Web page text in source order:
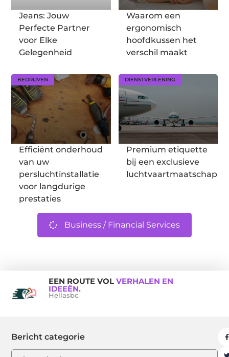
Jeans: Jouw
Perfecte Partner
voor Elke
Gelegenheid
Waarom een
ergonomisch
hoofdkussen het
verschil maakt
BEDRIJVEN
Efficiënt onderhoud
van uw
persluchtinstallatie
voor langdurige
prestaties
DIENSTVERLENING
Premium etiquette
bij een exclusieve
luchtvaartmaatschappij
Business / Financial Services
EEN ROUTE VOL VERHALEN EN
IDEEËN.
Hellasbc
Bericht categorie